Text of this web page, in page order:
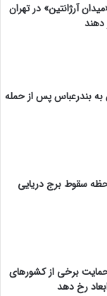
آرژانتین» در تهران
دهند
بندرعباس پس از حمله
سقوط برج دریایی
برخی از کشورهای
رخ دهد